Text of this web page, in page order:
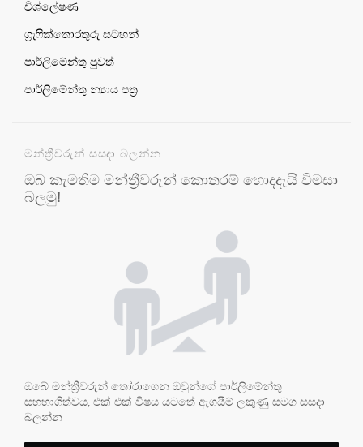
විශ්ලේෂණ
ග්‍රැෆික්තොරතුරු සටහන්
පාර්ලිමේන්තු පුවත්
පාර්ලිමේන්තු න්‍යාය පත්‍ර
මන්ත්‍රීවරුන් සසදා බලන්න
ඔබ කැමතිම මන්ත්‍රීවරුන් කොතරම් හොදදැයි විමසා
බලමු!
ඔබේ මන්ත්‍රීවරුන් තෝරාගෙන ඔවුන්ගේ පාර්ලිමේන්තු
සහභාගිත්වය, එක් එක් විෂය යටතේ ඇගයීම් ලකුණු සමග සසදා
බලන්න